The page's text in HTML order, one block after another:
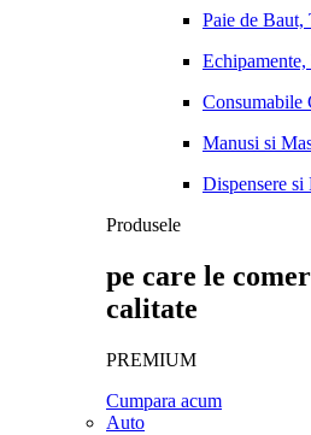
Paie de Baut,
Consumabile
Manusi si
Dispensere si
Produsele
pe care le
calitate
PREMIUM
Cumpara acum
Auto